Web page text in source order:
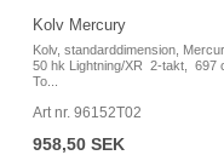
Kolv Mercury
Kolv, standarddimension,
50 hk Lightning/XR 2-takt, 697
To...
Art nr. 96152T02
958,50 SEK